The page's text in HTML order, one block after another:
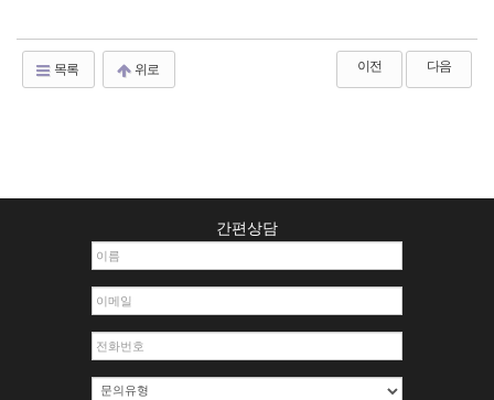
목록 위로 이전 다음
간편상담